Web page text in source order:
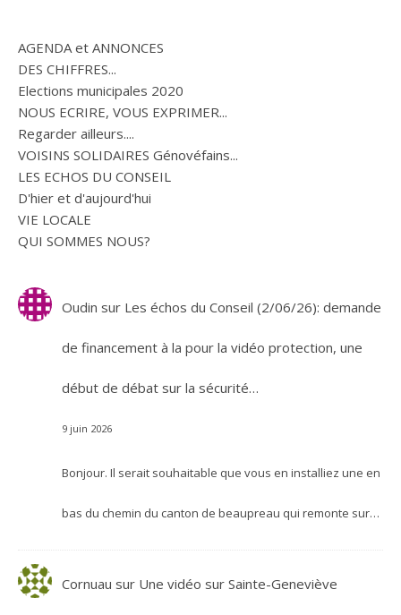
AGENDA et ANNONCES
DES CHIFFRES...
Elections municipales 2020
NOUS ECRIRE, VOUS EXPRIMER...
Regarder ailleurs....
VOISINS SOLIDAIRES Génovéfains...
LES ECHOS DU CONSEIL
D'hier et d'aujourd'hui
VIE LOCALE
QUI SOMMES NOUS?
Oudin sur Les échos du Conseil (2/06/26): demande
de financement à la pour la vidéo protection, une
début de débat sur la sécurité…
9 juin 2026
Bonjour. Il serait souhaitable que vous en installiez une en
bas du chemin du canton de beaupreau qui remonte sur…
Cornuau sur Une vidéo sur Sainte-Geneviève